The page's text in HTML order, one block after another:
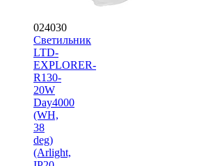
024030
Светильник
LTD-
EXPLORER-
R130-
20W
Day4000
(WH,
38
deg)
(Arlight,